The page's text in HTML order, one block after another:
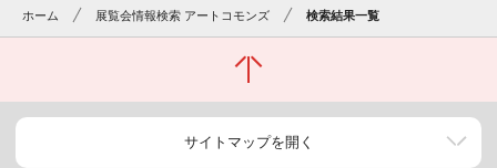
ホーム 展覧会情報検索 アートコモンズ 検索結果一覧
サイトマップを開く